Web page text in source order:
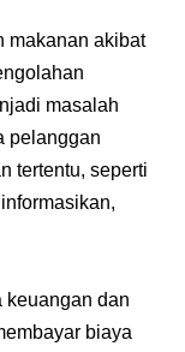
makanan akibat
masalah
pelanggan
tertentu, seperti
keuangan dan
biaya